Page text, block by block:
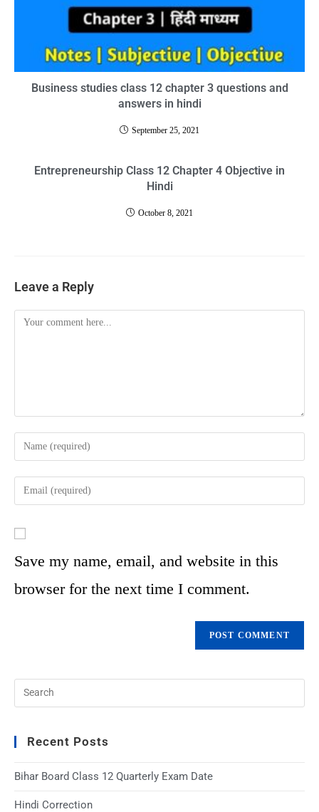
Business studies class 12 chapter 3 questions and
answers in hindi
September 25, 2021
Entrepreneurship Class 12 Chapter 4 Objective in
Hindi
October 8, 2021
Leave a Reply
Save my name, email, and website in this
browser for the next time I comment.
Recent Posts
Bihar Board Class 12 Quarterly Exam Date
Hindi Correction